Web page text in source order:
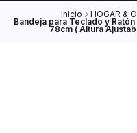
Inicio HOGAR &
Bandeja para Teclado y
78cm ( Altura